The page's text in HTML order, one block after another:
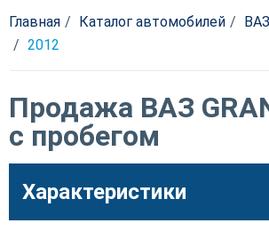
Главная Каталог автомобилей ВАЗ
2012
Продажа ВАЗ
с пробегом
Характеристики